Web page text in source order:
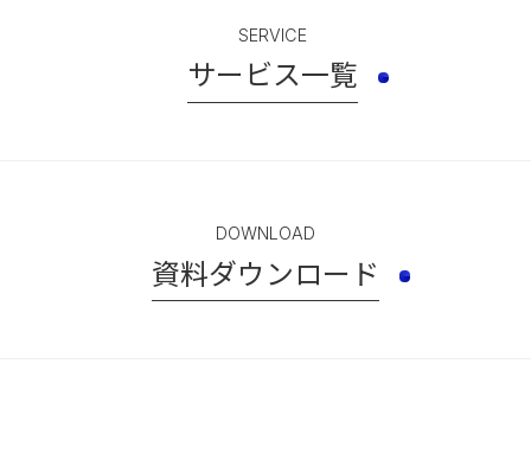
SERVICE
サービス一覧
DOWNLOAD
資料ダウンロード